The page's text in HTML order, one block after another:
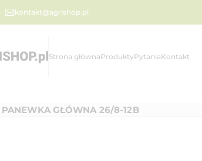
kontakt@agrishop.pl
Strona głównaProduktyPytaniaKontakt
PANEWKA GŁÓWNA 26/8-12B